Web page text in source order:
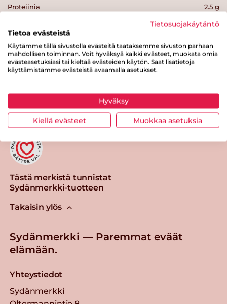
Proteiinia 2.5 g
0.1 g
Tästä merkistä tunnistat
Sydänmerkki-tuotteen
Takaisin ylös
Sydänmerkki — Paremmat eväät
elämään.
Yhteystiedot
Sydänmerkki
Tietosuojakäytäntö
Tietoa evästeistä
Käytämme tällä sivustolla evästeitä taataksemme sivuston parhaan
mahdollisen toiminnan. Voit hyväksyä kaikki evästeet, muokata omia
evästeasetuksiasi tai kieltää evästeiden käytön. Saat lisätietoja
käyttämistämme evästeistä avaamalla asetukset.
Hyväksy
Kiellä evästeet Muokkaa asetuksia